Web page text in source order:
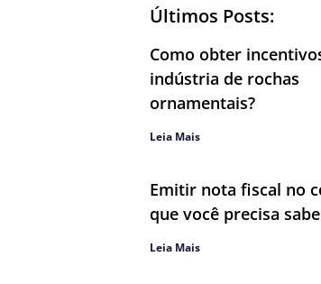
Últimos Posts:
Como obter
indústria de rochas
ornamentais?
Leia Mais
Emitir nota fiscal no
que você precisa
Leia Mais